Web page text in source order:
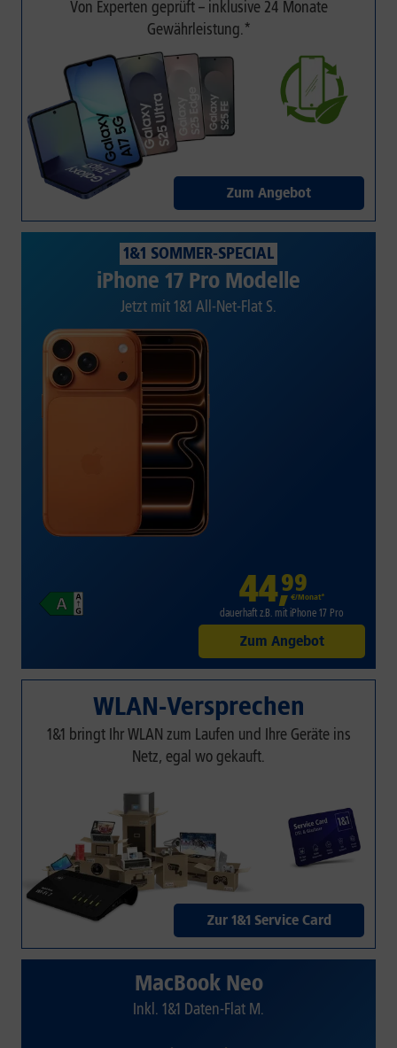
Von Experten geprüft – inklusive 24 Monate
Gewährleistung.*
Zum Angebot
1&1 SOMMER-SPECIAL
iPhone 17 Pro Modelle
Jetzt mit 1&1 All-Net-Flat S.
44,99
€/Monat*
dauerhaft z.B. mit iPhone 17 Pro
Zum Angebot
WLAN-Versprechen
1&1 bringt Ihr WLAN zum Laufen und Ihre Geräte ins
Netz, egal wo gekauft.
Zur 1&1 Service Card
MacBook Neo
Inkl. 1&1 Daten-Flat M.